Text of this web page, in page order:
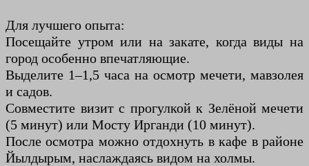
Для лучшего опыта:
Посещайте утром или на закате, когда виды на
город особенно впечатляющие.
Выделите 1–1,5 часа на осмотр мечети, мавзолея
и садов.
Совместите визит с прогулкой к Зелёной мечети
(5 минут) или Мосту Ирганди (10 минут).
После осмотра можно отдохнуть в кафе в районе
Йылдырым, наслаждаясь видом на холмы.